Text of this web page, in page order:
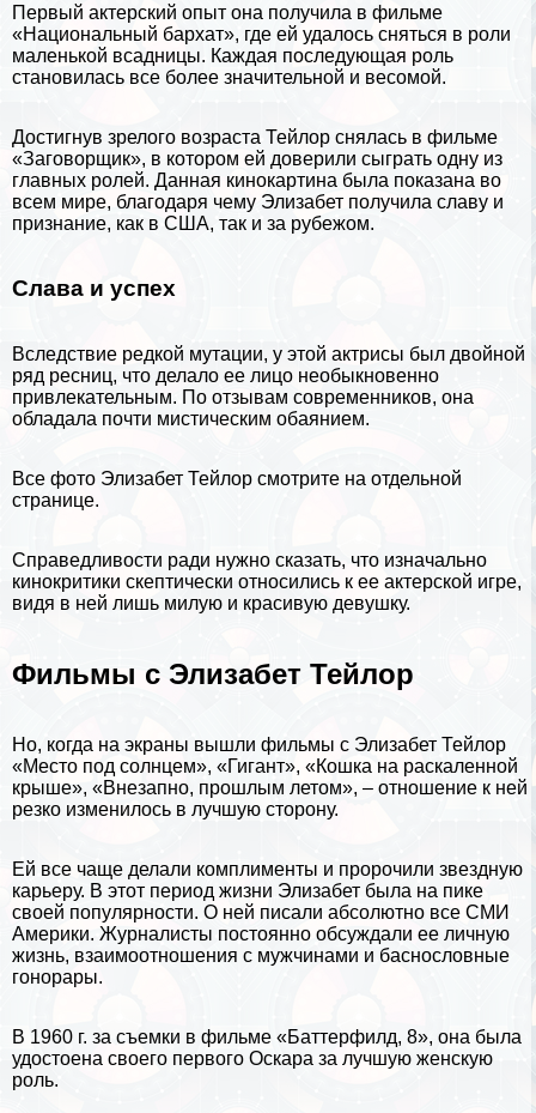
Первый актерский опыт она получила в фильме
«Национальный бархат», где ей удалось сняться в роли
маленькой всадницы. Каждая последующая роль
становилась все более значительной и весомой.
Достигнув зрелого возраста Тейлор снялась в фильме
«Заговорщик», в котором ей доверили сыграть одну из
главных ролей. Данная кинокартина была показана во
всем мире, благодаря чему Элизабет получила славу и
признание, как в США, так и за рубежом.
Слава и успех
Вследствие редкой мутации, у этой актрисы был двойной
ряд ресниц, что делало ее лицо необыкновенно
привлекательным. По отзывам современников, она
обладала почти мистическим обаянием.
Все фото Элизабет Тейлор смотрите на отдельной
странице.
Справедливости ради нужно сказать, что изначально
кинокритики скептически относились к ее актерской игре,
видя в ней лишь милую и красивую дeвyшку.
Фильмы с Элизабет Тейлор
Но, когда на экраны вышли фильмы с Элизабет Тейлор
«Место под солнцем», «Гигант», «Кошка на раскаленной
крыше», «Внезапно, прошлым летом», – отношение к ней
резко изменилось в лучшую сторону.
Ей все чаще делали комплименты и пророчили звездную
карьеру. В этот период жизни Элизабет была на пике
своей популярности. О ней писали абсолютно все СМИ
Америки. Журналисты постоянно обсуждали ее личную
жизнь, взаимоотношения с мужчинами и баснословные
гонорары.
В 1960 г. за съемки в фильме «Баттерфилд, 8», она была
удостоена своего первого Оскара за лучшую женскую
роль.